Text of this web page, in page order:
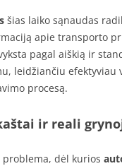
šias laiko sąnaudas
apie transporto
pagal aiškią ir
leidžiančiu efektyviau
procesą.
ir reali
dėl kurios